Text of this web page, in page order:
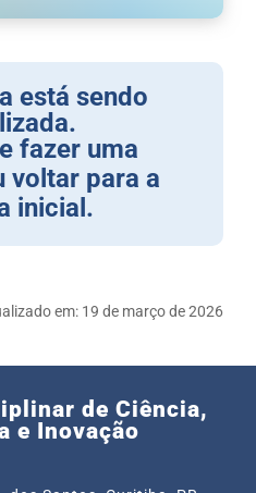
está sendo
fazer uma
voltar para a
inicial.
em: 19 de março de 2026
de Ciência,
e Inovação